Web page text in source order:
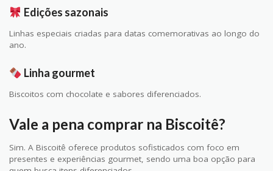
Edições sazonais
Linhas especiais criadas para datas comemorativas ao longo do
ano.
Linha gourmet
Biscoitos com chocolate e sabores diferenciados.
Vale a pena comprar na Biscoitê?
Sim. A Biscoitê oferece produtos sofisticados com foco em
presentes e experiências gourmet, sendo uma boa opção para